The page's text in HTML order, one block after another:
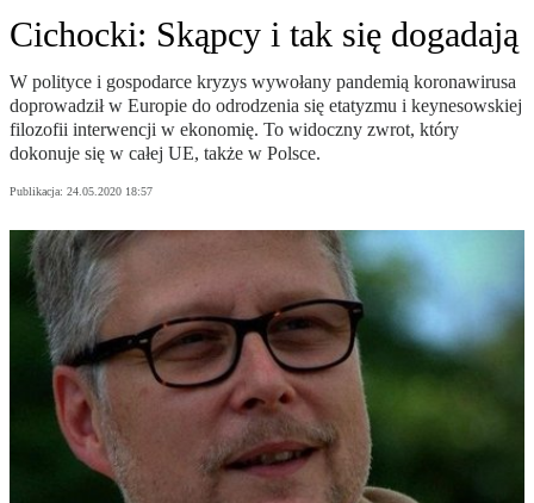
Cichocki: Skąpcy i tak się dogadają
W polityce i gospodarce kryzys wywołany pandemią koronawirusa
doprowadził w Europie do odrodzenia się etatyzmu i keynesowskiej
filozofii interwencji w ekonomię. To widoczny zwrot, który
dokonuje się w całej UE, także w Polsce.
Publikacja: 24.05.2020 18:57